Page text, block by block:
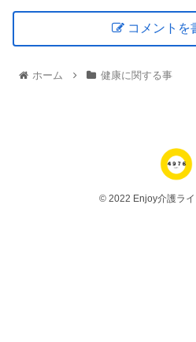
コメントを
ホーム 健康に関する事
© 2022 Enjoy介護ラ